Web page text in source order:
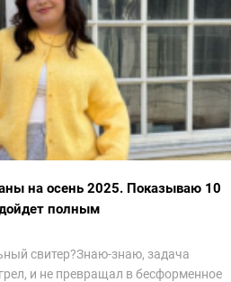
на осень 2025. Показываю 10
полным
свитер?Знаю-знаю, задача
и не превращал в бесформенное